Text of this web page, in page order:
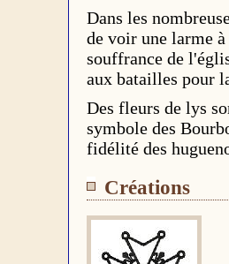
Dans les
de voir une larme
souffrance de
aux batailles pour
Des fleurs de lys
symbole des
fidélité des
Créations